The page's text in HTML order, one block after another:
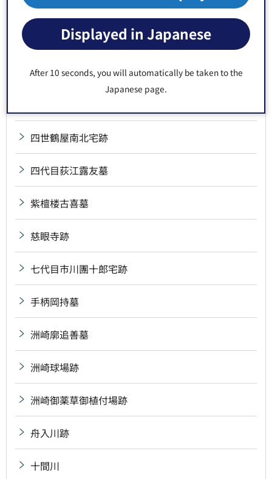
Displayed in Japanese
After 10 seconds, you will automatically be taken to the
Japanese page.
三沢局墓
三野村利左衛門宅跡
山東京伝誕生の地
四世鶴屋南北宅跡
四代目荻江露友墓
紫檀楼古喜墓
慈眼寺跡
七代目市川團十郎宅跡
手柄岡持墓
洲崎廓追善墓
洲崎球場跡
洲崎御薬草御植付場跡
舟入川跡
十間川